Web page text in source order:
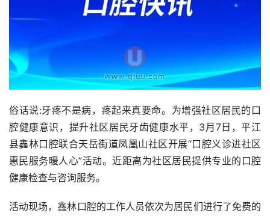
俗话说:牙疼不是病，疼起来真要命。为增强社区居民的口
腔健康意识，提升社区居民牙齿健康水平，3月7日，平江
县鑫林口腔联合天岳街道凤凰山社区开展“口腔义诊进社区
惠民服务暖人心”活动。近距离为社区居民提供专业的口腔
健康检查与咨询服务。
活动现场，鑫林口腔的工作人员依次为居民们进行了免费的